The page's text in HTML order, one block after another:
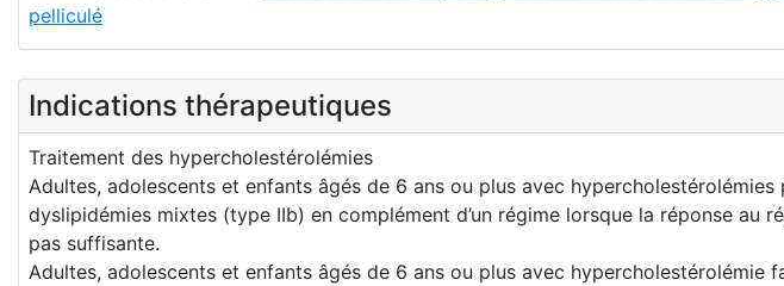
pelliculé
Indications thérapeutiques
Traitement des hypercholestérolémies
Adultes, adolescents et enfants âgés de 6 ans ou plus avec
dyslipidémies mixtes (type IIb) en complément d’un régime lorsque la réponse
pas suffisante.
Adultes, adolescents et enfants âgés de 6 ans ou plus avec hypercholestérolémie